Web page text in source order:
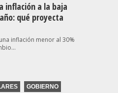
inflación a la baja
qué proyecta
inflación menor al 30%
GOBIERNO